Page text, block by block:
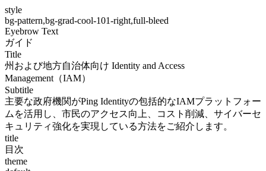
style
bg-pattern,bg-grad-cool-101-right,full-bleed
Eyebrow Text
ガイド
Title
州および地方自治体向け Identity and Access
Management（IAM）
Subtitle
主要な政府機関がPing Identityの包括的なIAMプラットフォー
ムを活用し、市民のアクセス向上、コスト削減、サイバーセ
キュリティ強化を実現している方法をご紹介します。
title
目次
theme